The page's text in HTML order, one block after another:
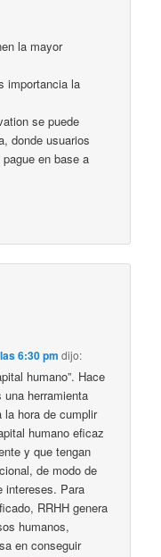
la mayor
importancia la
se puede
donde usuarios
en base a
6:30 pm dijo:
humano”. Hace
herramienta
la hora de cumplir
humano eficaz
y que tengan
de modo de
intereses. Para
RRHH genera
humanos,
en conseguir